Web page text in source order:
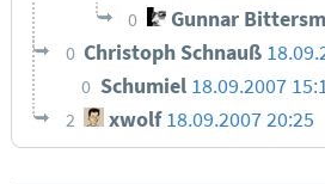
0 Gunnar
0 Christoph Schnauß
0 Schumiel 18.09.2007
2 xwolf 18.09.2007 20:25